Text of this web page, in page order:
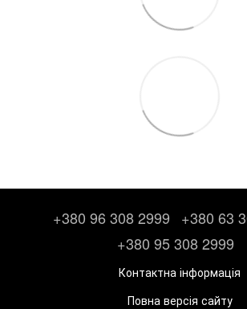
+380 96 308 2999
+380 63
+380 95 308 2999
Контактна інформація
Повна версія сайту